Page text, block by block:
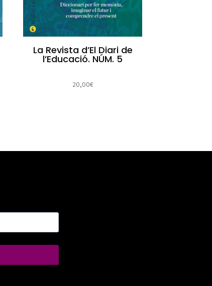
La Revista d’El Diari de
l’Educació. NÚM. 5
20,00€